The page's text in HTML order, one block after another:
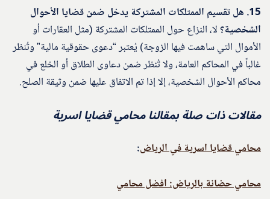
15. هل تقسيم الممتلكات المشتركة يدخل ضمن قضايا الأحوال
الشخصية؟لا، النزاع حول الممتلكات المشتركة (مثل العقارات أو
الأموال التي ساهمت فيها الزوجة) يُعتبر “دعوى حقوقية مالية” وتُنظر
غالباً في المحاكم العامة، ولا تُنظر ضمن دعاوى الطلاق أو الخلع في
محاكم الأحوال الشخصية، إلا إذا تم الاتفاق عليها ضمن وثيقة الصلح.
مقالات ذات صلة بمقالنا محامي قضايا اسرية
محامي قضايا اسرية في الرياض:
محامي حضانة بالرياض: افضل محامي